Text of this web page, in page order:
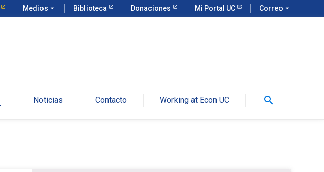
Medios arrow_drop_down Biblioteca Donaciones Mi Portal UC Correo arrow_drop_down
Noticias Contacto Working at Econ UC search